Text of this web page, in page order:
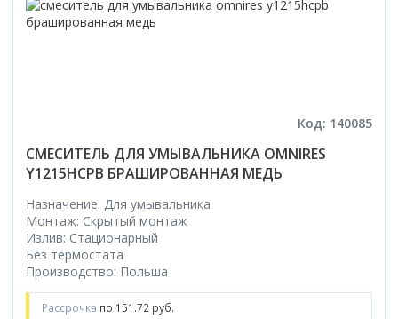
Код: 140085
СМЕСИТЕЛЬ ДЛЯ УМЫВАЛЬНИКА OMNIRES
Y1215HCPB БРАШИРОВАННАЯ МЕДЬ
Назначение: Для умывальника
Монтаж: Скрытый монтаж
Излив: Стационарный
Без термостата
Производство: Польша
Рассрочка по 151.72 руб.